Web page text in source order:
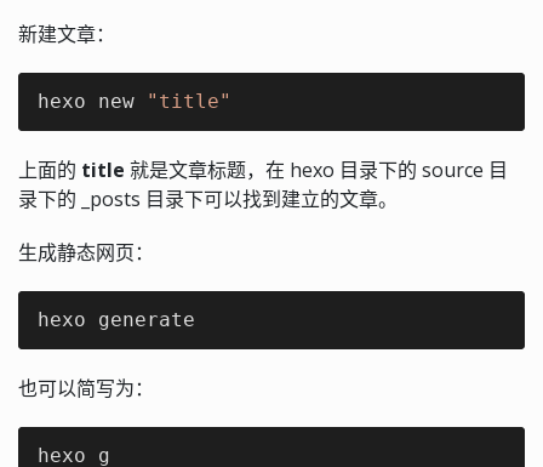
新建文章：
hexo new "title"
上面的 title 就是文章标题，在 hexo 目录下的 source 目
录下的 _posts 目录下可以找到建立的文章。
生成静态网页：
hexo generate
也可以简写为：
hexo g